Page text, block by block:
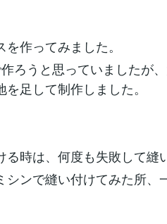
作ってみました。
ろうと思っていましたが
足して制作しました。
時は、何度も失敗して縫
シンで縫い付けてみた所、